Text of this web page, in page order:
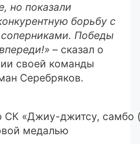
но показали
борьбу с
Победы
– сказал о
своей команды
Серебряков.
СК «Джиу-джитсу, самбо
медалью